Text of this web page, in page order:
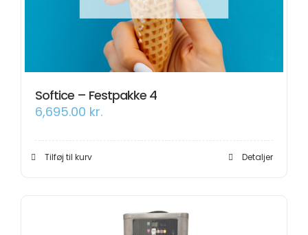
Softice – Festpakke 4
6,695.00 kr.
Tilføj til kurv Detaljer